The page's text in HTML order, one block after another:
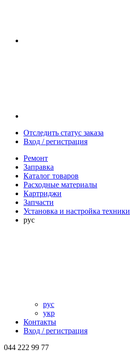
Отследить статус заказа
Вход / регистрация
Ремонт
Заправка
Каталог товаров
Расходные материалы
Картриджи
Запчасти
Установка и настройка техники
рус
рус
укр
Контакты
Вход / регистрация
044 222 99 77